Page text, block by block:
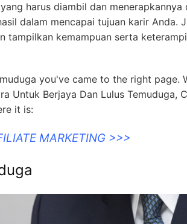
harus diambil dan menerapkannya
dalam mencapai tujuan karir Anda.
kemampuan serta
you've came to the right page.
Untuk Berjaya Dan Lulus Temuduga,
it is:
MARKETING >>>